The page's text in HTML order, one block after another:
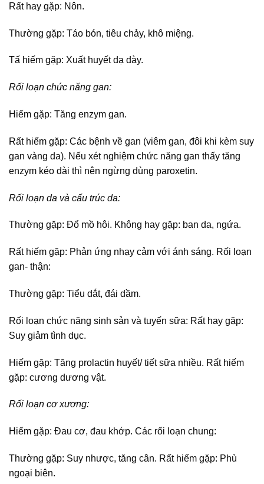
Rất hay gặp: Nôn.
Thường gặp: Táo bón, tiêu chảy, khô miệng.
Tấ hiếm gặp: Xuất huyết dạ dày.
Rối loạn chức năng gan:
Hiếm gặp: Tăng enzym gan.
Rất hiếm gặp: Các bệnh về gan (viêm gan, đôi khi kèm suy
gan vàng da). Nếu xét nghiệm chức năng gan thấy tăng
enzym kéo dài thì nên ngừng dùng paroxetin.
Rối loạn da và cấu trúc da:
Thường gặp: Đổ mồ hôi. Không hay gặp: ban da, ngứa.
Rất hiếm gặp: Phản ứng nhạy cảm với ánh sáng. Rối loạn
gan- thận:
Thường gặp: Tiểu dắt, đái dầm.
Rối loạn chức năng sinh sản và tuyến sữa: Rất hay gặp:
Suy giảm tình dục.
Hiếm gặp: Tăng prolactin huyết/ tiết sữa nhiều. Rất hiếm
gặp: cương dương vật.
Rối loạn cơ xương:
Hiếm gặp: Đau cơ, đau khớp. Các rối loạn chung:
Thường gặp: Suy nhược, tăng cân. Rất hiếm gặp: Phù
ngoại biên.